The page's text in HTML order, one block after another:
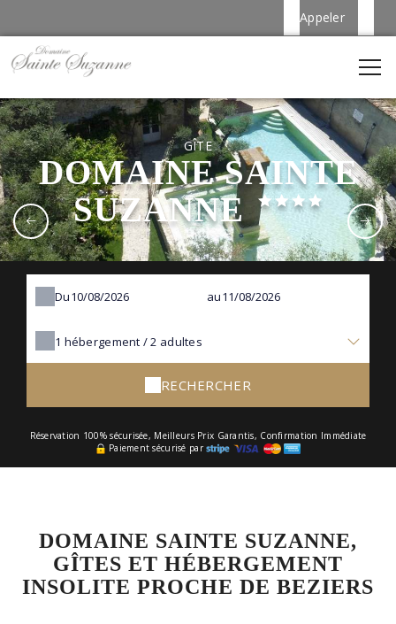
Appeler
GÎTE
DOMAINE SAINTE
SUZANNE
Du au
1 hébergement /2 adultes
RECHERCHER
Réservation 100% sécurisée, Meilleurs Prix Garantis, Confirmation Immédiate
Paiement sécurisé par
DOMAINE SAINTE SUZANNE,
GÎTES ET HÉBERGEMENT
INSOLITE PROCHE DE BEZIERS